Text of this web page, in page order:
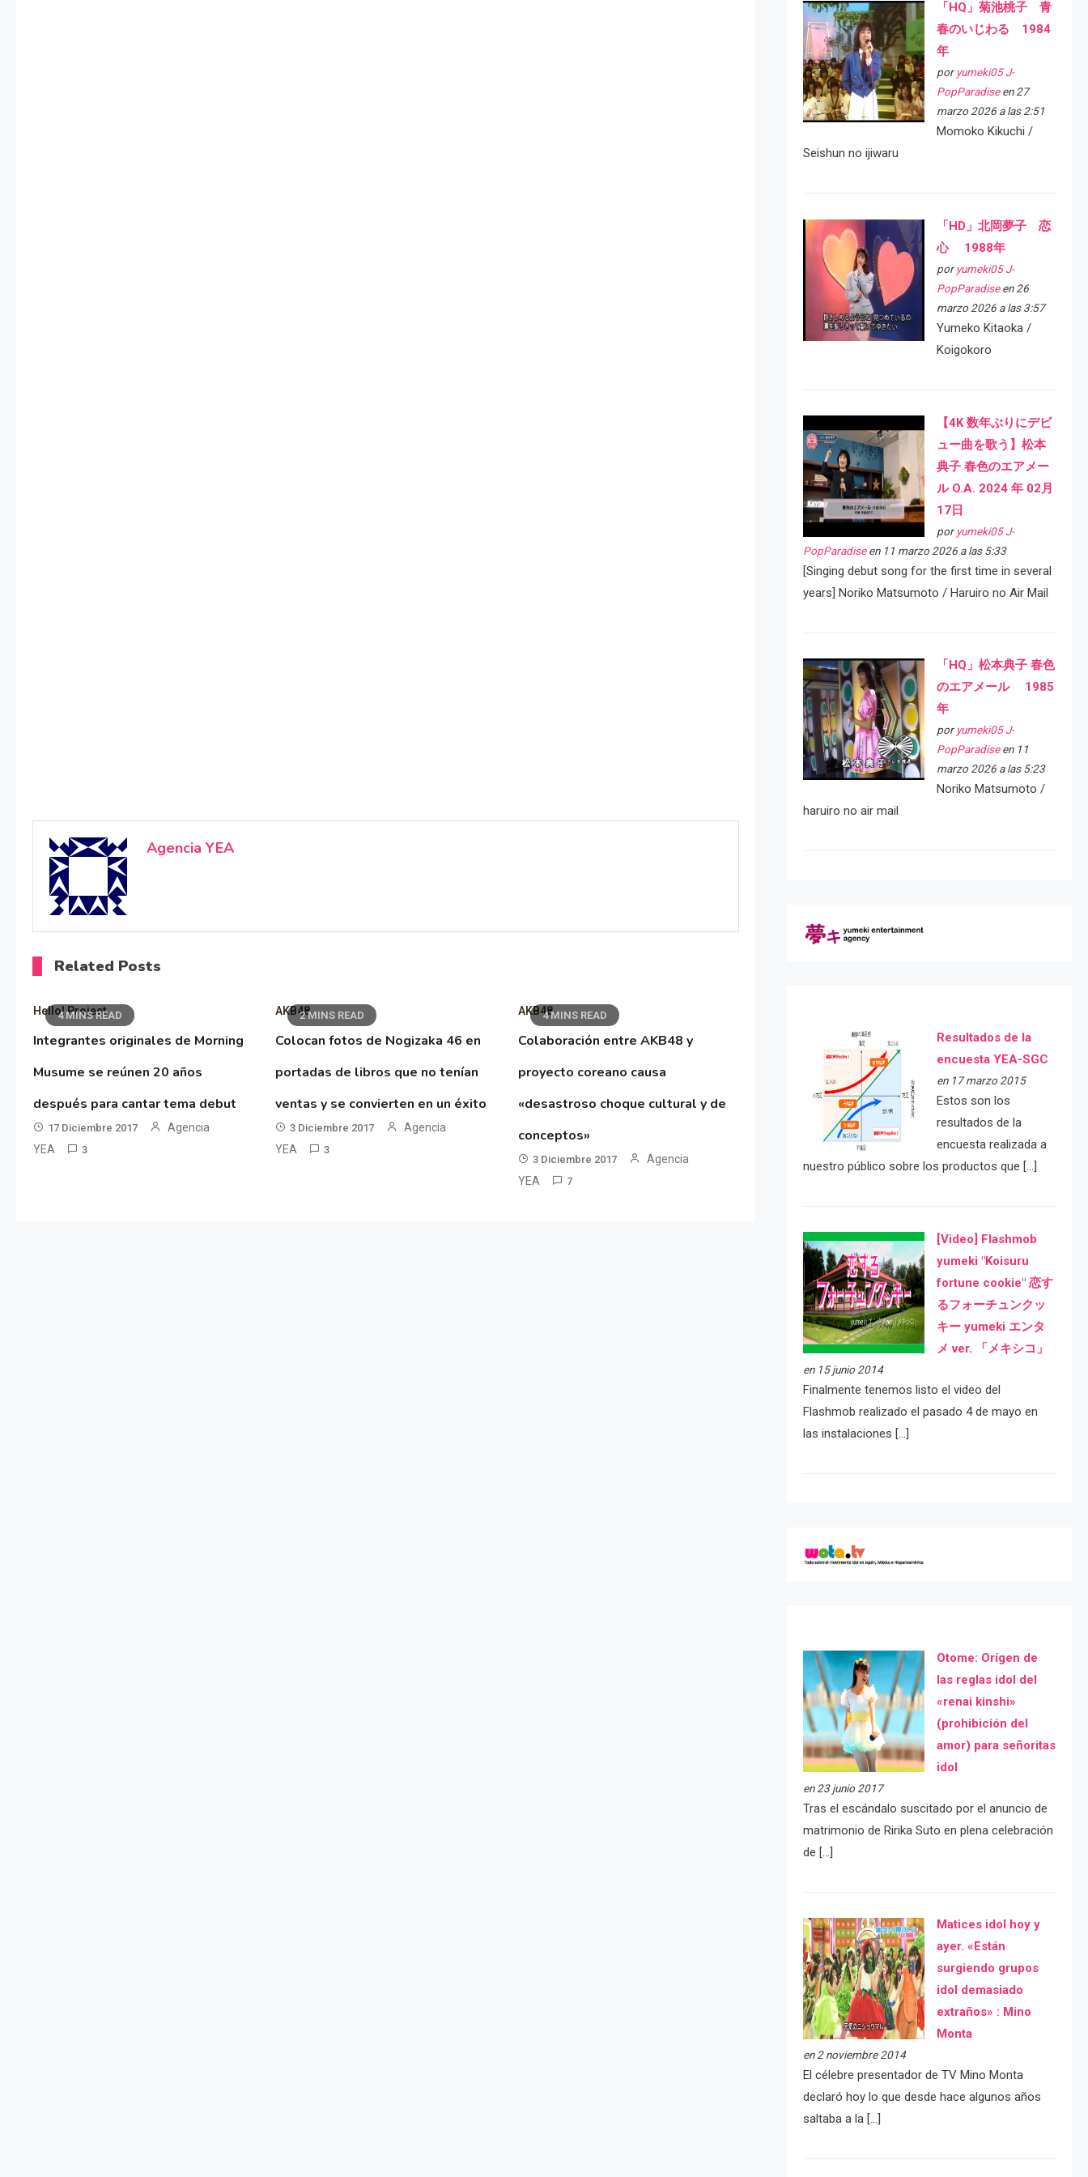
Agencia YEA
Related Posts
4 MINS READ
Hello! Project
Integrantes originales de Morning
Musume se reúnen 20 años
después para cantar tema debut
17 Diciembre 2017
Agencia
YEA
3
2 MINS READ
AKB48
Colocan fotos de Nogizaka 46 en
portadas de libros que no tenían
ventas y se convierten en un éxito
3 Diciembre 2017
Agencia
YEA
3
4 MINS READ
AKB48
Colaboración entre AKB48 y
proyecto coreano causa
«desastroso choque cultural y de
conceptos»
3 Diciembre 2017
Agencia
YEA
7
「HQ」菊池桃子 青
春のいじわる 1984
年
por yumeki05 J-
PopParadiseen 27
marzo 2026 a las 2:51
Momoko Kikuchi /
Seishun no ijiwaru
「HD」北岡夢子 恋
心 1988年
por yumeki05 J-
PopParadiseen 26
marzo 2026 a las 3:57
Yumeko Kitaoka /
Koigokoro
【4K 数年ぶりにデビ
ュー曲を歌う】松本
典子 春色のエアメー
ル O.A. 2024 年 02月
17日
por yumeki05 J-
PopParadiseen 11 marzo 2026 a las 5:33
[Singing debut song for the first time in several
years] Noriko Matsumoto / Haruiro no Air Mail
「HQ」松本典子 春色
のエアメール 1985
年
por yumeki05 J-
PopParadiseen 11
marzo 2026 a las 5:23
Noriko Matsumoto /
haruiro no air mail
Resultados de la
encuesta YEA-SGC
en 17 marzo 2015
Estos son los
resultados de la
encuesta realizada a
nuestro público sobre los productos que […]
[Video] Flashmob
yumeki "Koisuru
fortune cookie" 恋す
るフォーチュンクッ
キー yumeki エンタ
メ ver. 「メキシコ」
en 15 junio 2014
Finalmente tenemos listo el video del
Flashmob realizado el pasado 4 de mayo en
las instalaciones […]
Otome: Orígen de
las reglas idol del
«renai kinshi»
(prohibición del
amor) para señoritas
idol
en 23 junio 2017
Tras el escándalo suscitado por el anuncio de
matrimonio de Ririka Suto en plena celebración
de […]
Matices idol hoy y
ayer. «Están
surgiendo grupos
idol demasiado
extraños» : Mino
Monta
en 2 noviembre 2014
El célebre presentador de TV Mino Monta
declaró hoy lo que desde hace algunos años
saltaba a la […]